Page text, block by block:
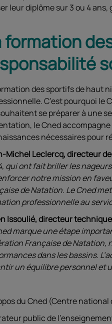
leur diplôme sur 3 ou 4
formation
des sportifs de haut
C’est pourquoi le
se préparer à une
le Cned
nécessaires pour
Michel Leclercq, directeur
qui ont fait briller les
notre mission en
de Natation. Le Cned
professionnelle au
Issoulié, directeur
marque une étape
Française de Natation,
dans les bassins.
un équilibre personnel et
du Cned (Centre
public de